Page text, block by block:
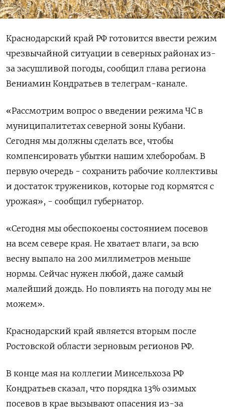
Краснодарский край РФ готовится ввести режим
чрезвычайной ситуации в северных районах из-
за засушливой погоды, сообщил глава региона
Вениамин Кондратьев в телеграм-канале.
«Рассмотрим вопрос о введении режима ЧС в
муниципалитетах северной зоны Кубани.
Сегодня мы должны сделать все, чтобы
компенсировать убытки нашим хлеборобам. В
первую очередь - сохранить рабочие коллективы
и достаток тружеников, которые год кормятся с
урожая», - сообщил губернатор.
«Сегодня мы обеспокоены состоянием посевов
на всем севере края. Не хватает влаги, за всю
весну выпало на 200 миллиметров меньше
нормы. Сейчас нужен любой, даже самый
малейший дождь. Но повлиять на погоду мы не
можем».
Краснодарский край является вторым после
Ростовской области зерновым регионов РФ.
В конце мая на коллегии Минсельхоза РФ
Кондратьев сказал, что порядка 13% озимых
посевов в крае вызывают опасения из-за